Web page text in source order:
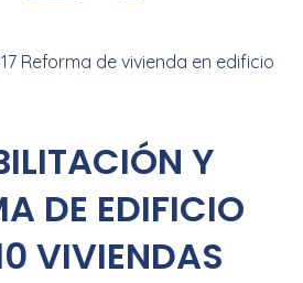
Reforma de vivienda en edificio
Y
DE EDIFICIO
VIVIENDAS